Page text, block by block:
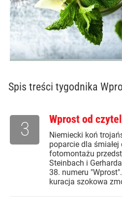
Spis treści tygodnika
Wprost od
Niemiecki koń
poparcie dla
fotomontażu
Steinbach i
38. numeru
kuracja szokowa
3